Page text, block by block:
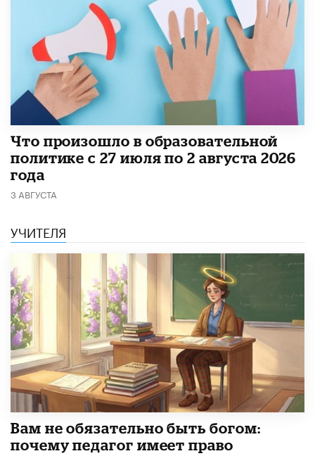
​Что произошло в образовательной
политике с 27 июля по 2 августа 2026
года
3 АВГУСТА
УЧИТЕЛЯ
​Вам не обязательно быть богом:
почему педагог имеет право